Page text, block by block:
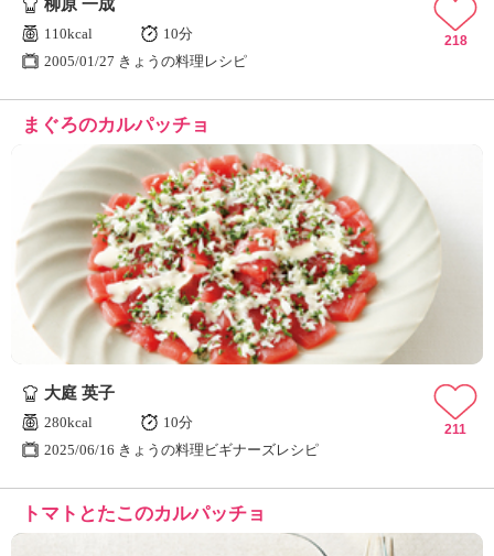
柳原 一成
110kcal
10分
2005/01/27 きょうの料理レシピ
218
まぐろのカルパッチョ
大庭 英子
280kcal
10分
2025/06/16 きょうの料理ビギナーズレシピ
211
トマトとたこのカルパッチョ